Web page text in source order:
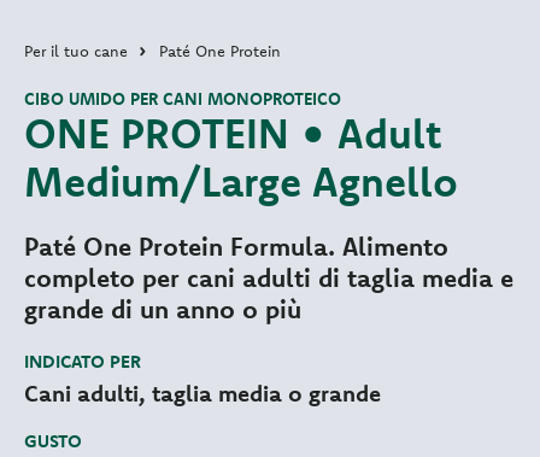
Per il tuo cane Paté One Protein
ONE PROTEIN • Adult
Medium/Large Agnello
CIBO UMIDO PER CANI MONOPROTEICO
Paté One Protein Formula. Alimento
completo per cani adulti di taglia media e
grande di un anno o più
INDICATO PER
Cani adulti, taglia media o grande
GUSTO